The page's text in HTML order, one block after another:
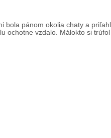
bola pánom okolia chaty a
ochotne vzdalo. Málokto si